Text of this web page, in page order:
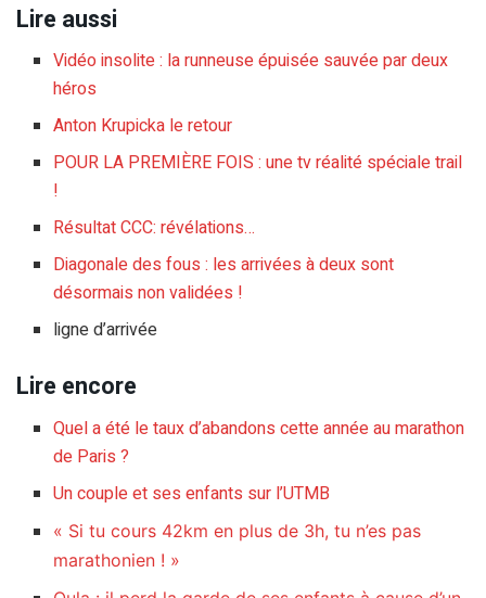
Lire aussi
Vidéo insolite : la runneuse épuisée sauvée par deux
héros
Anton Krupicka le retour
POUR LA PREMIÈRE FOIS : une tv réalité spéciale trail
!
Résultat CCC: révélations…
Diagonale des fous : les arrivées à deux sont
désormais non validées !
ligne d’arrivée
Lire encore
Quel a été le taux d’abandons cette année au marathon
de Paris ?
Un couple et ses enfants sur l’UTMB
« Si tu cours 42km en plus de 3h, tu n’es pas
marathonien ! »